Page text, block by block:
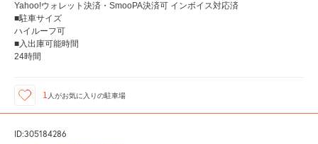
Yahoo!ウォレット決済・SmooPA決済可 インボイス対応済
■駐車サイズ
ハイルーフ可
■入出庫可能時間
24時間
1 人がお気に入りの駐車場
ID:305184286